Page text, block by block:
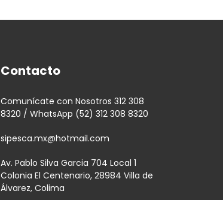
Contacto
Comunícate con Nosotros 312 308
8320 / WhatsApp (52) 312 308 8320
sipesca.mx@hotmail.com
Av. Pablo Silva Garcia 704 Local 1
Colonia El Centenario, 28984 Villa de
Álvarez, Colima